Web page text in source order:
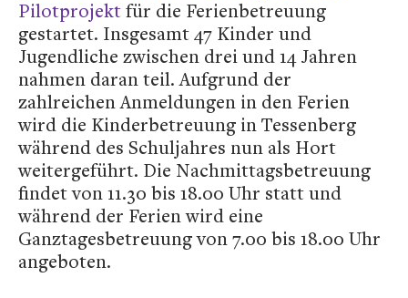
Pilotprojektfür die Ferienbetreuung
gestartet. Insgesamt 47 Kinder und
Jugendliche zwischen drei und 14 Jahren
nahmen daran teil. Aufgrund der
zahlreichen Anmeldungen in den Ferien
wird die Kinderbetreuung in Tessenberg
während des Schuljahres nun als Hort
weitergeführt. Die Nachmittagsbetreuung
findet von 11.30 bis 18.00 Uhr statt und
während der Ferien wird eine
Ganztagesbetreuung von 7.00 bis 18.00 Uhr
angeboten.